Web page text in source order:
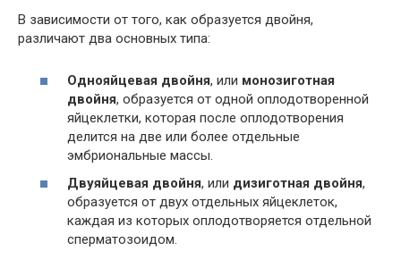
В зависимости от того, как образуется двойня,
различают два основных типа:
Однояйцевая двойня, или монозиготная
двойня, образуется от одной оплодотворенной
яйцеклетки, которая после оплодотворения
делится на две или более отдельные
эмбриональные массы.
Двуяйцевая двойня, или дизиготная двойня,
образуется от двух отдельных яйцеклеток,
каждая из которых оплодотворяется отдельной
сперматозоидом.